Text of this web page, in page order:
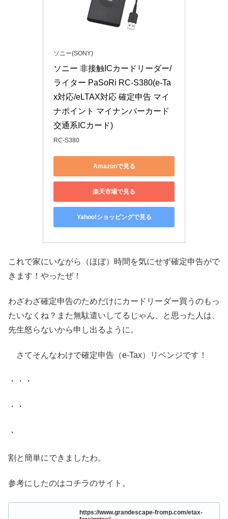
ソニー(SONY)
ソニー 非接触ICカードリーダー/
ライター PaSoRi RC-S380(e-Ta
x対応/eLTAX対応 確定申告 マイ
ナポイント マイナンバーカード
交通系ICカード)
RC-S380
Amazonで見る
楽天市場で見る
Yahoo!ショッピングで見る
これで家にいながら（ほぼ）時間を気にせず確定申告がで
きます！やったぜ！
わざわざ確定申告のためだけにカードリーダー買うのもっ
たいなくね？また無駄遣いしてるじゃん、と思った人は、
先生怒らないから申し出るように。
さてそんなわけで確定申告（e-Tax）リベンジです！
・・・
・・
・
割と簡単にできましたわ。
参考にしたのはコチラのサイト。
https://www.grandescape-fromp.com/etax-